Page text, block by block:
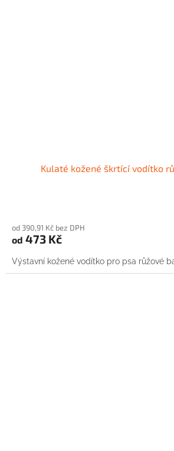
Kulaté kožené škrtící vodítko
od 390,91 Kč bez DPH
od 473 Kč
Výstavní kožené vodítko pro psa růžové